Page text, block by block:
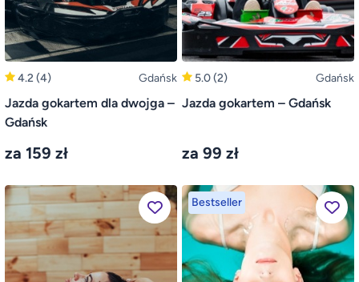
4.2 (4) Gdańsk
Jazda gokartem dla dwojga –
Gdańsk
za 159 zł
5.0(2) Gdańsk
Jazda gokartem – Gdańsk
za 99 zł
Bestseller